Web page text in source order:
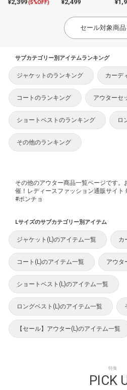
¥2,399(5%OFF) ¥2,499
セール対象商
サブカテゴリー別アイテムランキング
ジャケットのランキング カーデ
コートのランキング アウターセ
ショートベストのランキング ロ
その他のランキング
その他のアウター商品一覧ページです。
催！レディースファッション通販サイト
#ポンチョ
Lサイズのサブカテゴリー別アイテム
ジャケット(L)のアイテム一覧 カ
コート(L)のアイテム一覧 アウタ
ショートベスト(L)のアイテム一覧
ロングベスト(L)のアイテム一覧
【セール】アウター(L)のアイテム一覧
特集
PICK